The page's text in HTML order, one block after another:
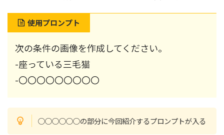
使用プロンプト
次の条件の画像を作成してください。
-座っている三毛猫
-〇〇〇〇〇〇〇〇〇
○○○○○○の部分に今回紹介するプロンプトが入る